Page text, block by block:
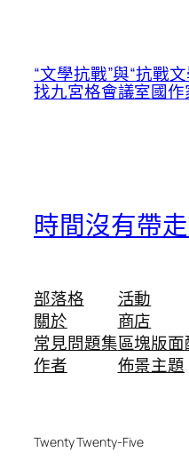
“文學抗戰”與“抗戰
找九宮格會議室國作
時間沒有帶
部落格
關於
常見問題集
作者
活動
商店
區塊版面
佈景主題
Twenty Twenty-Five